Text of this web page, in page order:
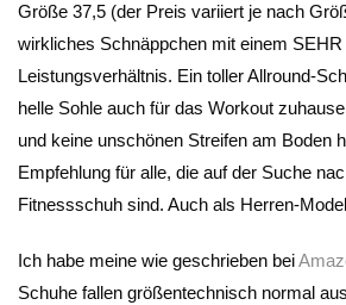
Größe 37,5 (der Preis variiert je nach
wirkliches Schnäppchen mit einem
Leistungsverhältnis. Ein toller Allround-
helle Sohle auch für das Workout
und keine unschönen Streifen am Boden
Empfehlung für alle, die auf der Suche
Fitnessschuh sind. Auch als Herren-
Ich habe meine wie geschrieben bei
Schuhe fallen größentechnisch normal